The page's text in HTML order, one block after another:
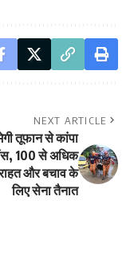
NEXT ARTICLE
तूफान से कांपा
100 से अधिक
और बचाव के
लिए सेना तैनात